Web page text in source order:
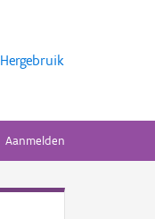
Hergebruik
Aanmelden